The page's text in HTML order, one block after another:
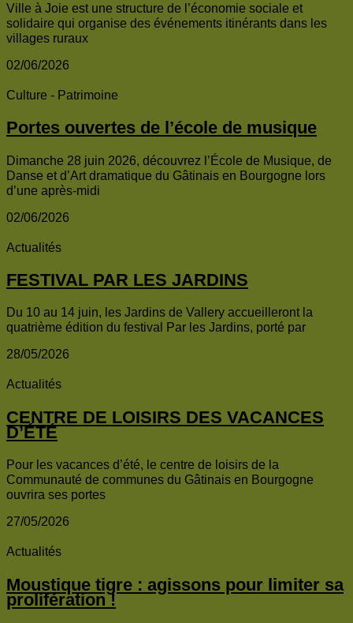
Ville à Joie est une structure de l’économie sociale et
solidaire qui organise des événements itinérants dans les
villages ruraux
02/06/2026
Culture - Patrimoine
Portes ouvertes de l’école de musique
Dimanche 28 juin 2026, découvrez l’École de Musique, de
Danse et d’Art dramatique du Gâtinais en Bourgogne lors
d’une après-midi
02/06/2026
Actualités
FESTIVAL PAR LES JARDINS
Du 10 au 14 juin, les Jardins de Vallery accueilleront la
quatrième édition du festival Par les Jardins, porté par
28/05/2026
Actualités
CENTRE DE LOISIRS DES VACANCES
D’ÉTÉ
Pour les vacances d’été, le centre de loisirs de la
Communauté de communes du Gâtinais en Bourgogne
ouvrira ses portes
27/05/2026
Actualités
Moustique tigre : agissons pour limiter sa
prolifération !